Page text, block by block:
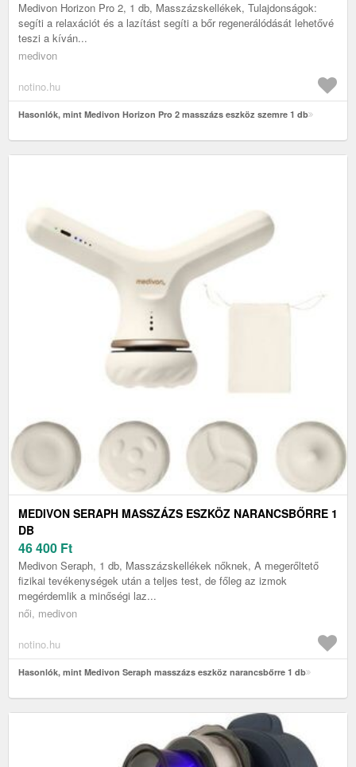
Medivon Horizon Pro 2, 1 db, Masszázskellékek, Tulajdonságok:
segíti a relaxációt és a lazítást segíti a bőr regenerálódását lehetővé
teszi a kíván...
medivon
notino.hu
Hasonlók, mint Medivon Horizon Pro 2 masszázs eszköz szemre 1 db
MEDIVON SERAPH MASSZÁZS ESZKÖZ NARANCSBŐRRE 1
DB
46 400 Ft
Medivon Seraph, 1 db, Masszázskellékek nőknek, A megerőltető
fizikai tevékenységek után a teljes test, de főleg az izmok
megérdemlik a minőségi laz...
női, medivon
notino.hu
Hasonlók, mint Medivon Seraph masszázs eszköz narancsbőrre 1 db